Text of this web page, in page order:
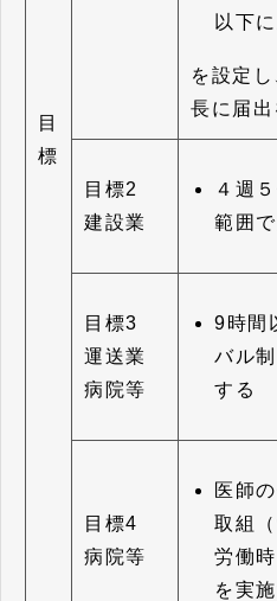
目
標
以下
を設定
長に届出
目標2
建設業
４週
範囲
目標3
運送業
病院等
9時間
バル
する
目標4
病院等
医師
取組
労働
を実